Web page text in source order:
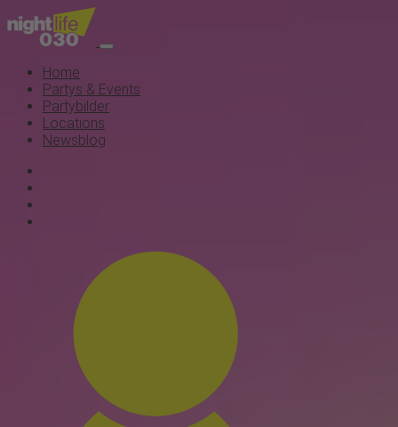
Home
Partys & Events
Partybilder
Locations
Newsblog